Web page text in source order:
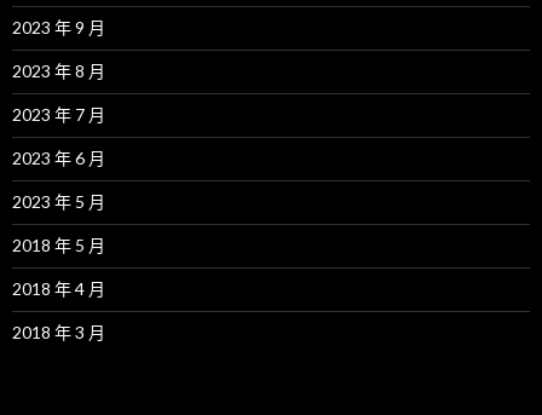
2023 年 9 月
2023 年 8 月
2023 年 7 月
2023 年 6 月
2023 年 5 月
2018 年 5 月
2018 年 4 月
2018 年 3 月